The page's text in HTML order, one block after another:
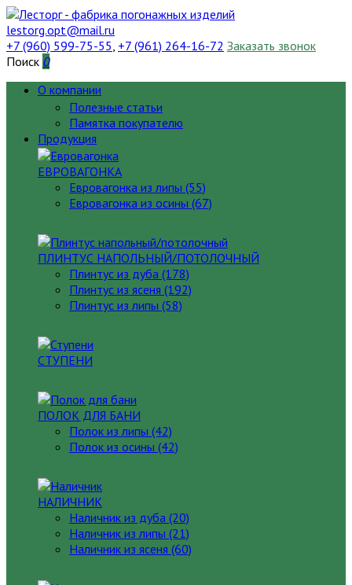
lestorg.opt@mail.ru
+7 (960) 599-75-55, +7 (961) 264-16-72 Заказать звонок
Поиск 0
О компании
Полезные статьи
Памятка покупателю
Продукция
ЕВРОВАГОНКА
Евровагонка из липы (55)
Евровагонка из осины (67)
ПЛИНТУС НАПОЛЬНЫЙ/ПОТОЛОЧНЫЙ
Плинтус из дуба (178)
Плинтус из ясеня (192)
Плинтус из липы (58)
СТУПЕНИ
ПОЛОК ДЛЯ БАНИ
Полок из липы (42)
Полок из осины (42)
НАЛИЧНИК
Наличник из дуба (20)
Наличник из липы (21)
Наличник из ясеня (60)